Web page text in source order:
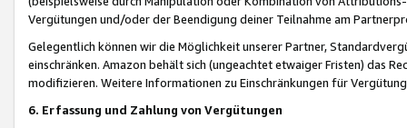
Vergütungen und/oder der Beendigung deiner Teilnahme am
Gelegentlich können wir die Möglichkeit unserer Partner,
einschränken. Amazon behält sich (ungeachtet etwaiger Fristen) das
modifizieren. Weitere Informationen zu Einschränkungen für
6. Erfassung und Zahlung von Vergütungen